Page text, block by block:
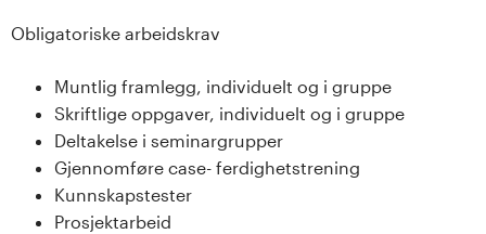
Obligatoriske arbeidskrav
Muntlig framlegg, individuelt og i gruppe
Skriftlige oppgaver, individuelt og i gruppe
Deltakelse i seminargrupper
Gjennomføre case- ferdighetstrening
Kunnskapstester
Prosjektarbeid